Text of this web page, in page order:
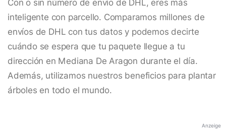
Con o sin número de envío de DHL, eres más
inteligente con parcello. Comparamos millones de
envíos de DHL con tus datos y podemos decirte
cuándo se espera que tu paquete llegue a tu
dirección en Mediana De Aragon durante el día.
Además, utilizamos nuestros beneficios para plantar
árboles en todo el mundo.
Anzeige